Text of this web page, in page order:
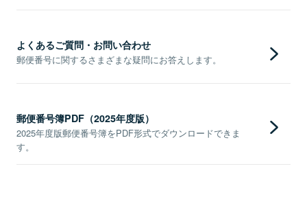
よくあるご質問・お問い合わせ
郵便番号に関するさまざまな疑問にお答えします。
郵便番号簿PDF（2025年度版）
2025年度版郵便番号簿をPDF形式でダウンロードできま
す。